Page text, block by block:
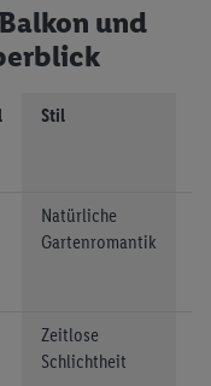
und
Stil
Natürliche
Gartenromantik
Zeitlose
Schlichtheit